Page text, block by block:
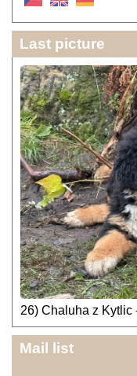
Last picture
26) Chaluha z Kytlic
Mail list